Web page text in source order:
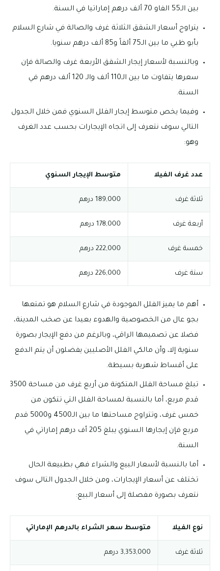
بين الـ55 الفاو 70 ألف درهم إماراتيا في السنة.
يتراوح أسعار الشقق الثلاثة غرف والصالة في شارع السلام
بأبو ظبي ما بين الـ75 ألفاً و85 ألف درهم سنويا.
وبالنسبة لأسعار إيجار الشقق الأربعة غرف والصالة فإن
سعرها يتفاوت ما بين الـ110 ألف والـ 120 ألف درهم في
السنة.
وفيما يخص متوسط إيجار الفلل السنوي فمن خلال الجدول
التالي سوف نتعرف إلى اتجاه الإيجارات بحسب عدد الغرف
وهو:
عدد غرف الفيلا متوسط الإيجار السنوي
ثلاثة غرف 189,000 درهم
أربعة غرف 178,000 درهم
خمسة غرف 222,000 درهم
ستة غرف 226,000 درهم
أهم ما يميز الفلل الموجودة في شارع السلام هو تمتعها
بجو عال من الخصوصية والهدوء بعيدا عن صخب المدينة،
فضلا عن تصميمها الراقي، وبالرغم من دفع الإيجار بصورة
سنوية إلا، وأن مالكي الفلل الأصليين يفضلون أن يتم الدفع
على أقساط شهرية بسيطة.
تبلغ مساحة الفلل المتكونة من أربع غرف من مساحة 3500
قدم مربع، أما بالنسبة لمساحة الفلل التي تتكون من
خمس غرف، وتتراوح مساحتها ما بين الـ4500 و5000 قدم
مربع فإن إيجارها السنوي يبلغ 205 أف درهم إماراتي في
السنة.
أما بالنسبة لأسعار البيع والشراء فهي بطبيعة الحال
تختلف عن أسعار الإيجارات، ومن خلال الجدول التالى سوف
نتعرف بصورة مفصلة إلى أسعار البيع:
نوع الفيلا متوسط سعر الشراء بالدرهم الإماراتي
ثلاثة غرف 3,353,000 درهم